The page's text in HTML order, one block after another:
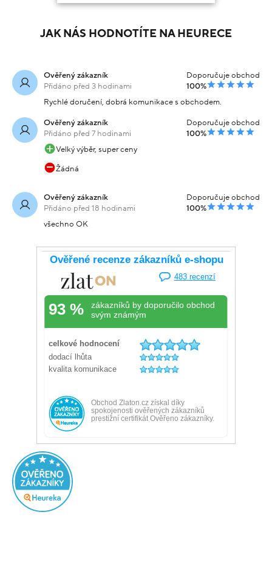
JAK NÁS HODNOTÍTE NA HEURECE
Ověřený zákazník
Přidáno před 3 hodinami
Doporučuje obchod
100%
Rychlé doručení, dobrá komunikace s obchodem.
Ověřený zákazník
Přidáno před 7 hodinami
Doporučuje obchod
100%
Velký výběr, super ceny
Žádná
Ověřený zákazník
Přidáno před 18 hodinami
Doporučuje obchod
100%
všechno OK